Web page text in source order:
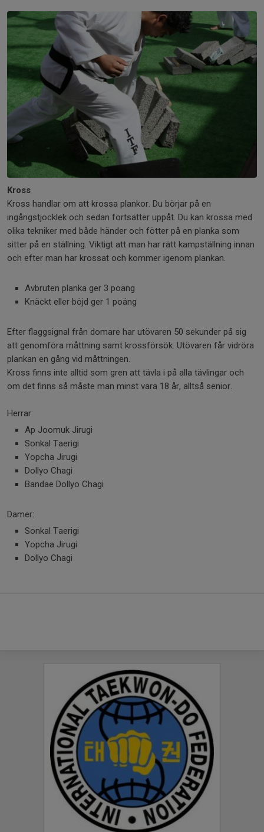
Kross
Kross handlar om att krossa plankor. Du börjar på en
ingångstjocklek och sedan fortsätter uppåt. Du kan krossa med
olika tekniker med både händer och fötter på en planka som
sitter på en ställning. Viktigt att man har rätt kampställning innan
och efter man har krossat och kommer igenom plankan.
Avbruten planka ger 3 poäng
Knäckt eller böjd ger 1 poäng
Efter flaggsignal från domare har utövaren 50 sekunder på sig
att genomföra måttning samt krossförsök. Utövaren får vidröra
plankan en gång vid måttningen.
Kross finns inte alltid som gren att tävla i på alla tävlingar och
om det finns så måste man minst vara 18 år, alltså senior.
Herrar:
Ap Joomuk Jirugi
Sonkal Taerigi
Yopcha Jirugi
Dollyo Chagi
Bandae Dollyo Chagi
Damer:
Sonkal Taerigi
Yopcha Jirugi
Dollyo Chagi